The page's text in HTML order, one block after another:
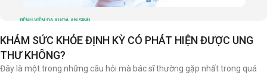
KHÁM SỨC KHỎE ĐỊNH KỲ CÓ PHÁT HIỆN ĐƯỢC UNG
THƯ KHÔNG?
Đây là một trong những câu hỏi mà bác sĩ thường gặp nhất trong quá